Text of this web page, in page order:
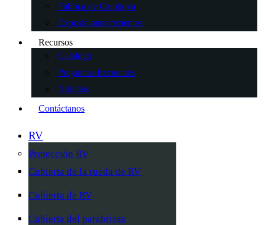
Fábrica de Camboya
Exposiciones recientes
Recursos
Catálogo
Preguntas frecuentes
Noticias
Contáctanos
RV
Protección RV
Cubierta de la rueda de RV
Cubierta de RV
Cubierta del parabrisas